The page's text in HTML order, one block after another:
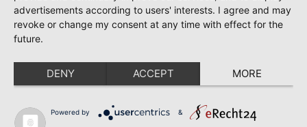
advertisements according to users' interests. I agree and may
revoke or change my consent at any time with effect for the
future.
DENY ACCEPT MORE
Powered by &